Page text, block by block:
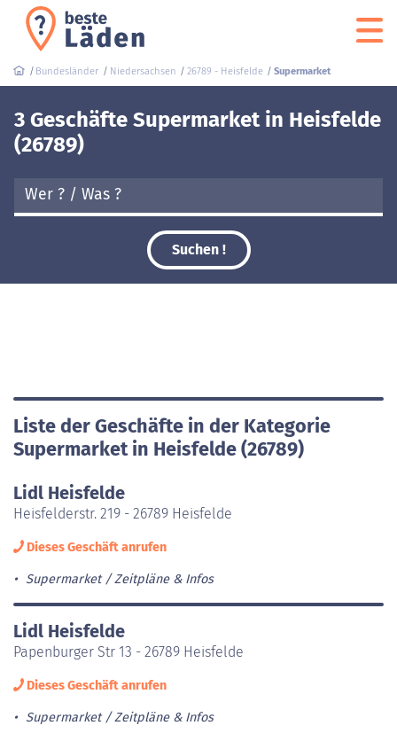
Bundesländer Niedersachsen 26789 - Heisfelde Supermarket
3 Geschäfte Supermarket in Heisfelde
(26789)
Suchen !
Liste der Geschäfte in der Kategorie
Supermarket in Heisfelde (26789)
Lidl Heisfelde
Heisfelderstr. 219 - 26789 Heisfelde
Dieses Geschäft anrufen
Supermarket Zeitpläne & Infos
Lidl Heisfelde
Papenburger Str 13 - 26789 Heisfelde
Dieses Geschäft anrufen
Supermarket Zeitpläne & Infos